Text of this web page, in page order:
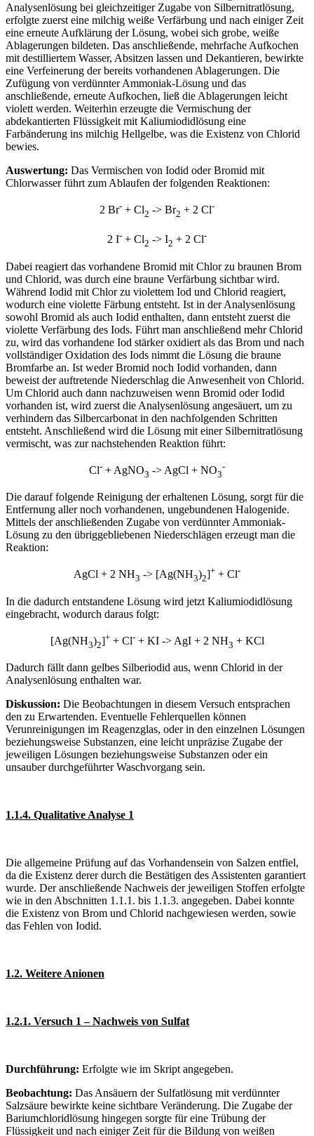
Analysenlösung bei gleichzeitiger Zugabe von Silbernitratlösung,
erfolgte zuerst eine milchig weiße Verfärbung und nach einiger Zeit
eine erneute Aufklärung der Lösung, wobei sich grobe, weiße
Ablagerungen bildeten. Das anschließende, mehrfache Aufkochen
mit destilliertem Wasser, Absitzen lassen und Dekantieren, bewirkte
eine Verfeinerung der bereits vorhandenen Ablagerungen. Die
Zufügung von verdünnter Ammoniak-Lösung und das
anschließende, erneute Aufkochen, ließ die Ablagerungen leicht
violett werden. Weiterhin erzeugte die Vermischung der
abdekantierten Flüssigkeit mit Kaliumiodidlösung eine
Farbänderung ins milchig Hellgelbe, was die Existenz von Chlorid
bewies.
Auswertung: Das Vermischen von Iodid oder Bromid mit
Chlorwasser führt zum Ablaufen der folgenden Reaktionen:
2 Br- + Cl2 -> Br2 + 2 Cl-
2 I- + Cl2 -> I2 + 2 Cl-
Dabei reagiert das vorhandene Bromid mit Chlor zu braunen Brom
und Chlorid, was durch eine braune Verfärbung sichtbar wird.
Während Iodid mit Chlor zu violettem Iod und Chlorid reagiert,
wodurch eine violette Färbung entsteht. Ist in der Analysenlösung
sowohl Bromid als auch Iodid enthalten, dann entsteht zuerst die
violette Verfärbung des Iods. Führt man anschließend mehr Chlorid
zu, wird das vorhandene Iod stärker oxidiert als das Brom und nach
vollständiger Oxidation des Iods nimmt die Lösung die braune
Bromfarbe an. Ist weder Bromid noch Iodid vorhanden, dann
beweist der auftretende Niederschlag die Anwesenheit von Chlorid.
Um Chlorid auch dann nachzuweisen wenn Bromid oder Iodid
vorhanden ist, wird zuerst die Analysenlösung angesäuert, um zu
verhindern das Silbercarbonat in den nachfolgenden Schritten
entsteht. Anschließend wird die Lösung mit einer Silbernitratlösung
vermischt, was zur nachstehenden Reaktion führt:
Cl- + AgNO3 -> AgCl + NO3
-
Die darauf folgende Reinigung der erhaltenen Lösung, sorgt für die
Entfernung aller noch vorhandenen, ungebundenen Halogenide.
Mittels der anschließenden Zugabe von verdünnter Ammoniak-
Lösung zu den übriggebliebenen Niederschlägen erzeugt man die
Reaktion:
AgCl + 2 NH3 -> [Ag(NH3)2]+ + Cl-
In die dadurch entstandene Lösung wird jetzt Kaliumiodidlösung
eingebracht, wodurch daraus folgt:
[Ag(NH3)2]++ Cl-+ KI -> AgI + 2 NH3 + KCl
Dadurch fällt dann gelbes Silberiodid aus, wenn Chlorid in der
Analysenlösung enthalten war.
Diskussion: Die Beobachtungen in diesem Versuch entsprachen
den zu Erwartenden. Eventuelle Fehlerquellen können
Verunreinigungen im Reagenzglas, oder in den einzelnen Lösungen
beziehungsweise Substanzen, eine leicht unpräzise Zugabe der
jeweiligen Lösungen beziehungsweise Substanzen oder ein
unsauber durchgeführter Waschvorgang sein.
1.1.4. Qualitative Analyse 1
Die allgemeine Prüfung auf das Vorhandensein von Salzen entfiel,
da die Existenz derer durch die Bestätigen des Assistenten garantiert
wurde. Der anschließende Nachweis der jeweiligen Stoffen erfolgte
wie in den Abschnitten 1.1.1. bis 1.1.3. angegeben. Dabei konnte
die Existenz von Brom und Chlorid nachgewiesen werden, sowie
das Fehlen von Iodid.
1.2. Weitere Anionen
1.2.1. Versuch 1 – Nachweis von Sulfat
Durchführung: Erfolgte wie im Skript angegeben.
Beobachtung: Das Ansäuern der Sulfatlösung mit verdünnter
Salzsäure bewirkte keine sichtbare Veränderung. Die Zugabe der
Bariumchloridlösung hingegen sorgte für eine Trübung der
Flüssigkeit und nach einiger Zeit für die Bildung von weißen